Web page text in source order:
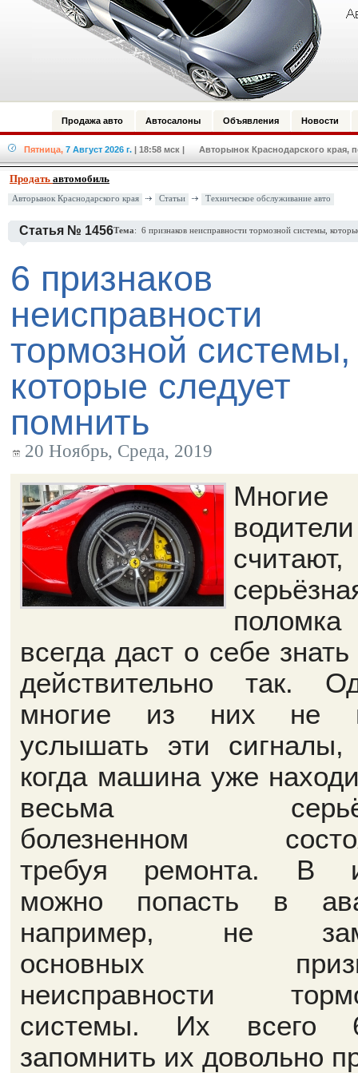
Продажа авто Автосалоны Объявления Новости
Пятница, 7 Август 2026 г. | 18:58 мск | Авторынок Краснодарского края,
Продать автомобиль
Авторынок Краснодарского края Статьи Техническое обслуживание авто
Статья № 1456Тема: 6 признаков неисправности тормозной системы,
6 признаков
неисправности
тормозной системы,
которые следует
помнить
20 Ноябрь, Среда, 2019
Многие
водители
поломка
всегда даст о себе
действительно так.
многие из них не
услышать эти
когда машина уже
весьма
болезненном
требуя ремонта. В
можно попасть в
например, не
основных
неисправности
системы. Их
запомнить их довольно